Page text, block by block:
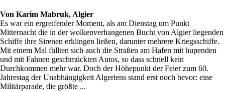
Von Karim Mabruk, Algier
Es war ein ergreifender Moment, als am Dienstag um Punkt
Mitternacht die in der wolkenverhangenen Bucht von Algier liegenden
Schiffe ihre Sirenen erklingen ließen, darunter mehrere Kriegsschiffe.
Mit einem Mal füllten sich auch die Straßen am Hafen mit hupenden
und mit Fahnen geschmückten Autos, so dass schnell kein
Durchkommen mehr war. Doch der Höhepunkt der Feier zum 60.
Jahrestag der Unabhängigkeit Algeriens stand erst noch bevor: eine
Militärparade, die größte ...